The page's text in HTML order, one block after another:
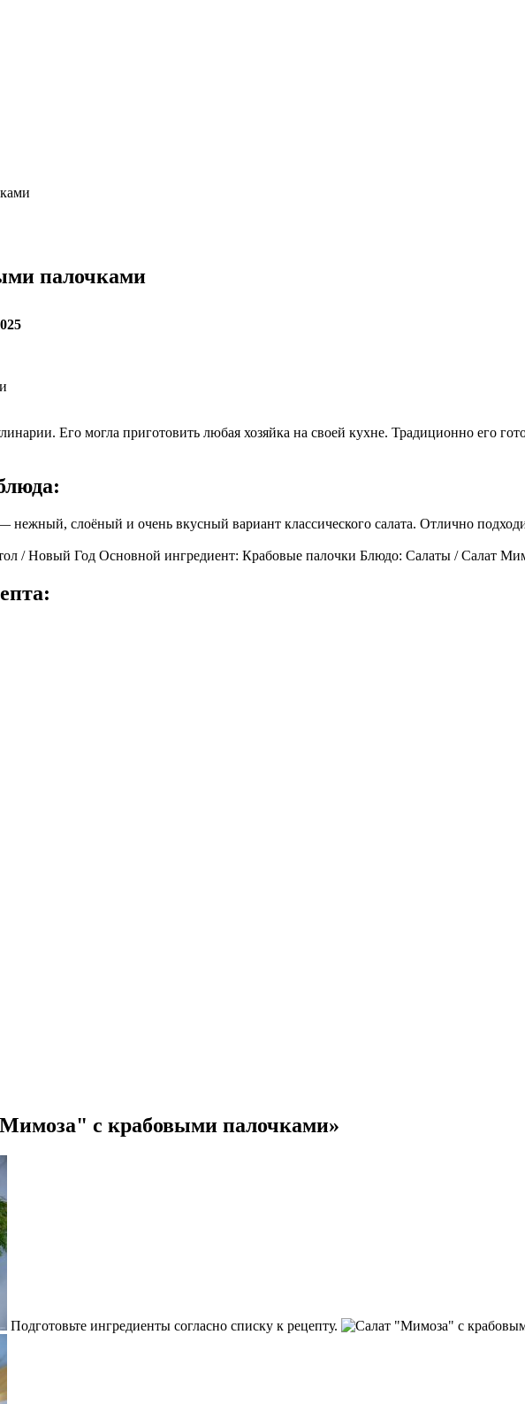
палочками
Его могла приготовить любая хозяйка на своей кухне. Традиционно его
слоёный и очень вкусный вариант классического салата. Отлично
/ Новый Год Основной ингредиент: Крабовые палочки Блюдо: Салаты / Салат
с крабовыми палочками»
Подготовьте ингредиенты согласно списку к рецепту.